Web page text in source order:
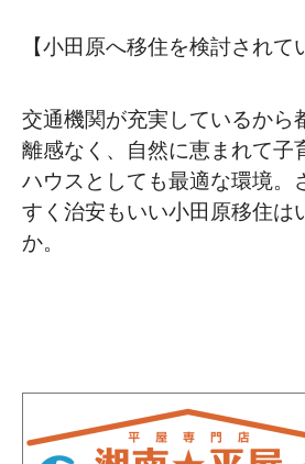
【小田原へ移住を検討されて
交通機関が充実しているから
離感なく、自然に恵まれて子
ハウスとしても最適な環境。
すく治安もいい小田原移住は
か。